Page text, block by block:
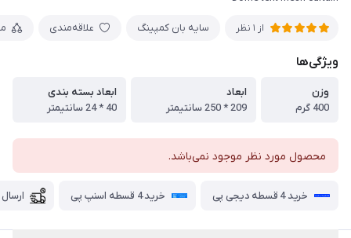
از 1 نظر سایه بان کمپینگ علاقه‌مندی
ویژگی‌ها
وزن
400 گرم
ابعاد
209 * 250 سانتیمتر
ابعاد بسته بندی
40 * 24 سانتیمتر
محصول مورد نظر موجود نمی‌باشد.
خرید 4 قسطه دیجی پی خرید 4 قسطه اسنپ پی